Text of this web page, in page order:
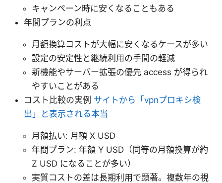
キャンペーン時に安くなることもある
年間プランの利点
月額換算コストが大幅に安くなるケースが多い
設定の安定性と継続利用の手間の軽減
新機能やサーバー拡張の優先 access が得られ
やすいことがある
コスト比較の実例 サイトから「vpnプロキシ検
出」と表示される本当
月額払い: 月額 X USD
年間プラン: 年額 Y USD（同等の月額換算が約
Z USD になることが多い）
実質コストの差は長期利用で顕著。複数年の視